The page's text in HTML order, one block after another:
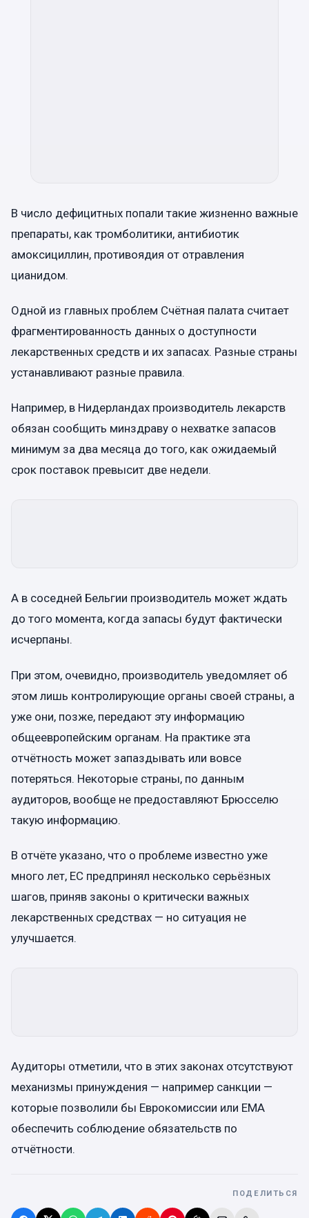
В число дефицитных попали такие жизненно важные
препараты, как тромболитики, антибиотик
амоксициллин, противоядия от отравления
цианидом.
Одной из главных проблем Счётная палата считает
фрагментированность данных о доступности
лекарственных средств и их запасах. Разные страны
устанавливают разные правила.
Например, в Нидерландах производитель лекарств
обязан сообщить минздраву о нехватке запасов
минимум за два месяца до того, как ожидаемый
срок поставок превысит две недели.
А в соседней Бельгии производитель может ждать
до того момента, когда запасы будут фактически
исчерпаны.
При этом, очевидно, производитель уведомляет об
этом лишь контролирующие органы своей страны, а
уже они, позже, передают эту информацию
общеевропейским органам. На практике эта
отчётность может запаздывать или вовсе
потеряться. Некоторые страны, по данным
аудиторов, вообще не предоставляют Брюсселю
такую информацию.
В отчёте указано, что о проблеме известно уже
много лет, ЕС предпринял несколько серьёзных
шагов, приняв законы о критически важных
лекарственных средствах — но ситуация не
улучшается.
Аудиторы отметили, что в этих законах отсутствуют
механизмы принуждения — например санкции —
которые позволили бы Еврокомиссии или EMA
обеспечить соблюдение обязательств по
отчётности.
ПОДЕЛИТЬСЯ